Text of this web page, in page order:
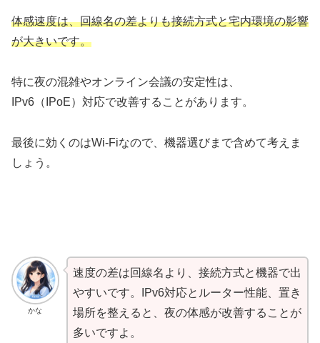
体感速度は、回線名の差よりも接続方式と宅内環境の影響
が大きいです。
特に夜の混雑やオンライン会議の安定性は、
IPv6（IPoE）対応で改善することがあります。
最後に効くのはWi-Fiなので、機器選びまで含めて考えま
しょう。
かな
速度の差は回線名より、接続方式と機器で出
やすいです。IPv6対応とルーター性能、置き
場所を整えると、夜の体感が改善することが
多いですよ。